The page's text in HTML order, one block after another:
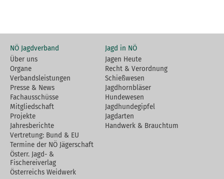
NÖ Jagdverband
Über uns
Organe
Verbandsleistungen
Presse & News
Fachausschüsse
Mitgliedschaft
Projekte
Jahresberichte
Vertretung: Bund & EU
Termine der NÖ Jägerschaft
Österr. Jagd- &
Fischereiverlag
Österreichs Weidwerk
Jagd in NÖ
Jagen Heute
Recht & Verordnung
Schießwesen
Jagdhornbläser
Hundewesen
Jagdhundegipfel
Jagdarten
Handwerk & Brauchtum